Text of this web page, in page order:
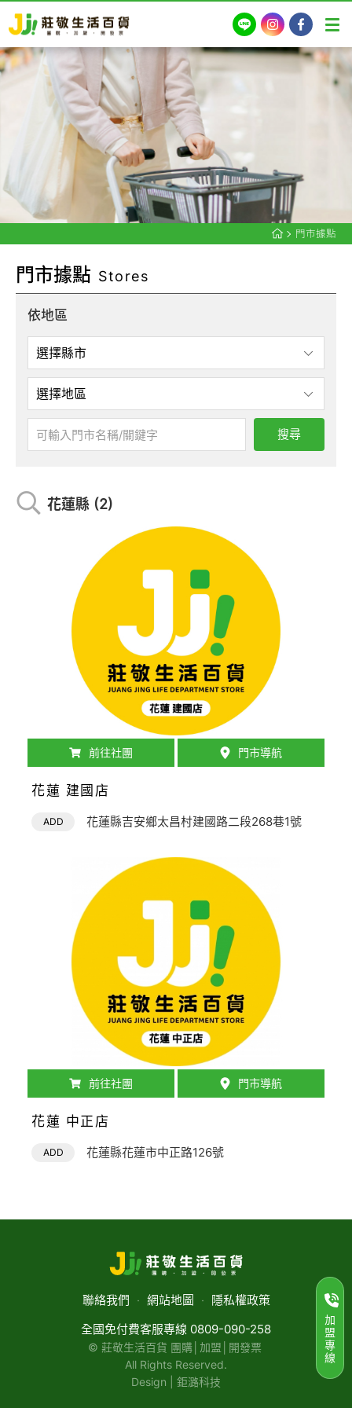
LINE InstagramFacebook
門市據點
門市據點 Stores
依地區
搜尋
花蓮縣 (2)
前往社團 門市導航
花蓮 建國店
ADD 花蓮縣吉安鄉太昌村建國路二段268巷1號
前往社團 門市導航
花蓮 中正店
ADD 花蓮縣花蓮市中正路126號
聯絡我們 ‧ 網站地圖 ‧
隱私權政策
全國免付費客服專線 0809-090-258
© 莊敬生活百貨 團購│加盟│開發票
All Rights Reserved.
Design | 鉅潞科技
加
盟
專
線